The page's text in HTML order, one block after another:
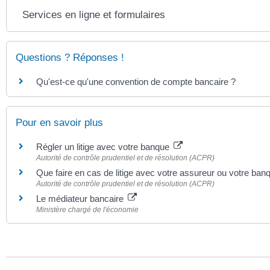
Services en ligne et formulaires
Questions ? Réponses !
Qu'est-ce qu'une convention de compte bancaire ?
Pour en savoir plus
Régler un litige avec votre banque
Autorité de contrôle prudentiel et de résolution (ACPR)
Que faire en cas de litige avec votre assureur ou votre
Autorité de contrôle prudentiel et de résolution (ACPR)
Le médiateur bancaire
Ministère chargé de l'économie